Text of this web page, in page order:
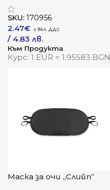
SKU: 170956
2.47€
/ 4.83 лв.
Към Продукта
Курс: 1 EUR = 1.95583 BGN
Маска за очи „Слийп“